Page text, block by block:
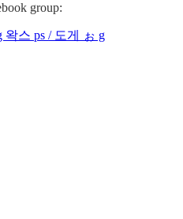
group:
왁스 ps / 도게 ぉ g